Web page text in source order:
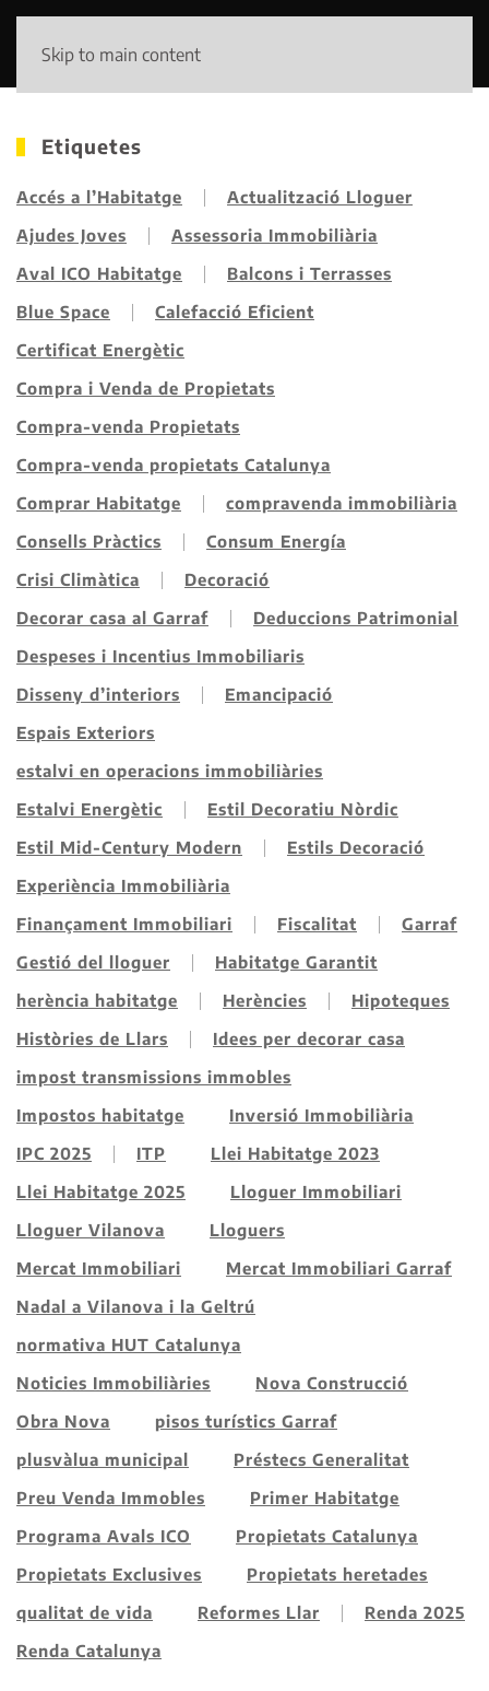
Skip to main content
Etiquetes
Accés a l’Habitatge
Actualització Lloguer
Ajudes Joves
Assessoria Immobiliària
Aval ICO Habitatge
Balcons i Terrasses
Blue Space
Calefacció Eficient
Certificat Energètic
Compra i Venda de Propietats
Compra-venda Propietats
Compra-venda propietats Catalunya
Comprar Habitatge
compravenda immobiliària
Consells Pràctics
Consum Energía
Crisi Climàtica
Decoració
Decorar casa al Garraf
Deduccions Patrimonial
Despeses i Incentius Immobiliaris
Disseny d’interiors
Emancipació
Espais Exteriors
estalvi en operacions immobiliàries
Estalvi Energètic
Estil Decoratiu Nòrdic
Estil Mid-Century Modern
Estils Decoració
Experiència Immobiliària
Finançament Immobiliari
Fiscalitat
Garraf
Gestió del lloguer
Habitatge Garantit
herència habitatge
Herències
Hipoteques
Històries de Llars
Idees per decorar casa
impost transmissions immobles
Impostos habitatge
Inversió Immobiliària
IPC 2025
ITP
Llei Habitatge 2023
Llei Habitatge 2025
Lloguer Immobiliari
Lloguer Vilanova
Lloguers
Mercat Immobiliari
Mercat Immobiliari Garraf
Nadal a Vilanova i la Geltrú
normativa HUT Catalunya
Noticies Immobiliàries
Nova Construcció
Obra Nova
pisos turístics Garraf
plusvàlua municipal
Préstecs Generalitat
Preu Venda Immobles
Primer Habitatge
Programa Avals ICO
Propietats Catalunya
Propietats Exclusives
Propietats heretades
qualitat de vida
Reformes Llar
Renda 2025
Renda Catalunya